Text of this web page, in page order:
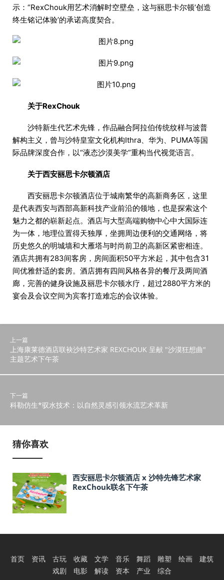
示：“RexChouk用艺术消解时空壁垒，这与丽思卡尔顿‘创造
终生铭记体验’的承诺高度契合。
关于RexChouk
沙特新生代艺术先锋，作品融合阿拉伯传统纹样与波普
解构主义，曾与沙特皇室文化机构Ithra、华为、PUMA等国
际品牌深度合作，以“液态沙漠美学”重构当代视觉语言。
关于西安丽思卡尔顿酒店
西安丽思卡尔顿酒店位于城南繁华的高新商务区，这里
是代表西安与西部高新科技产业前沿的领地，也是探索这个
魅力之都的崭新起点。酒店与大型高端购物中心中大国际连
为一体，地理位置得天独厚，坐拥周边便利的交通网络，将
历史悠久的明城墙和大雁塔与时尚前卫的高新区紧密相连。
酒店共拥有283间客房，房间面积50平方米起，其中包含31
间优雅舒适的套房。酒店拥有四间风格各异的餐厅及两间酒
廊，完善的健身设施及丽思卡尔顿水疗，超过2880平方米的
宴会及会议空间为宾客打造难忘的会议体验。
上一篇
上海康莱德酒店联袂沙特艺术家 REXCHOUK 呈献 "沙漠狂想曲"
主题艺术下午茶
下一篇
科勒仿生*驭水技术：以自然灵感引领水流艺术革新
猜你喜欢
西安丽思卡尔顿酒店 x 沙特先锋艺术家
RexChouk联名下午茶
首页 资讯 古玩 收藏 文学 音乐 舞蹈 雕塑 绘画
建筑
戏剧
电影 解读 资本 产业 综合